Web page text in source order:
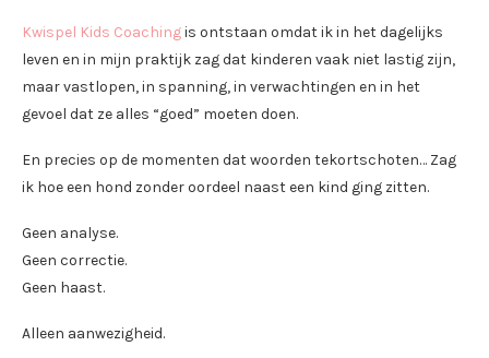
Kwispel Kids Coachingis ontstaan omdat ik in het dagelijks
leven en in mijn praktijk zag dat kinderen vaak niet lastig zijn,
maar vastlopen, in spanning, in verwachtingen en in het
gevoel dat ze alles “goed” moeten doen.
En precies op de momenten dat woorden tekortschoten… Zag
ik hoe een hond zonder oordeel naast een kind ging zitten.
Geen analyse.
Geen correctie.
Geen haast.
Alleen aanwezigheid.